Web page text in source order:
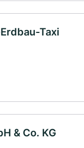
Taxi
& Co. KG